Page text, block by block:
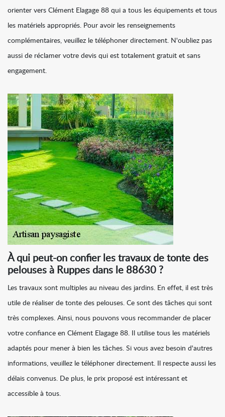
orienter vers Clément Elagage 88 qui a tous les équipements et tous
les matériels appropriés. Pour avoir les renseignements
complémentaires, veuillez le téléphoner directement. N'oubliez pas
aussi de réclamer votre devis qui est totalement gratuit et sans
engagement.
À qui peut-on confier les travaux de tonte des
pelouses à Ruppes dans le 88630 ?
Les travaux sont multiples au niveau des jardins. En effet, il est très
utile de réaliser de tonte des pelouses. Ce sont des tâches qui sont
très complexes. Ainsi, nous pouvons vous recommander de placer
votre confiance en Clément Elagage 88. Il utilise tous les matériels
adaptés pour mener à bien les tâches. Si vous avez besoin d'autres
informations, veuillez le téléphoner directement. Il respecte aussi les
délais convenus. De plus, le prix proposé est intéressant et
accessible à tous.